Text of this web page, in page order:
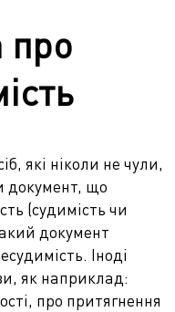
про
які ніколи не чули,
документ, що
(судимість чи
документ
Іноді
як наприклад:
про притягнення